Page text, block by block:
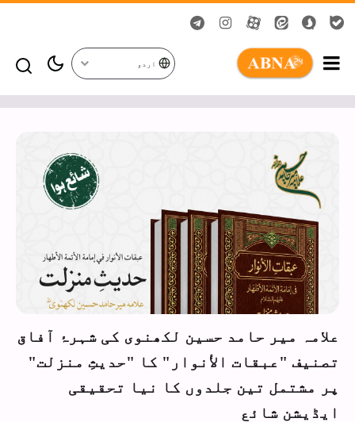
اردو
علامہ میر حامد حسین لکھنوی کی شہرۂ آفاق
تصنیف "عبقات الأنوار" کا "حدیثِ منزلت"
پر مشتمل تین جلدوں کا نیا تحقیقی
ایڈیشن شائع